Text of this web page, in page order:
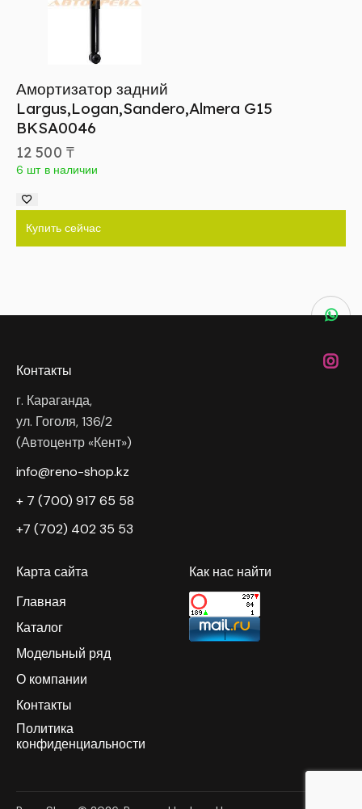
Амортизатор задний
Largus,Logan,Sandero,Almera G15
BKSA0046
12 500 ₸
6 шт в наличии
Купить сейчас
Контакты
г. Караганда,
ул. Гоголя, 136/2
(Автоцентр «Кент»)
info@reno-shop.kz
+ 7 (700) 917 65 58
+7 (702) 402 35 53
Карта сайта
Главная
Каталог
Модельный ряд
О компании
Контакты
Политика
конфиденциальности
Как нас найти